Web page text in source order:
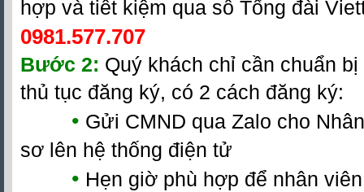
hợp và tiết kiệm qua số Tổng đài
0981.577.707
Bước 2: Quý khách chỉ cần chuẩn
thủ tục đăng ký, có 2 cách đăng ký:
• Gửi CMND qua Zalo cho
sơ lên hệ thống điện tử
• Hẹn giờ phù hợp để nhân